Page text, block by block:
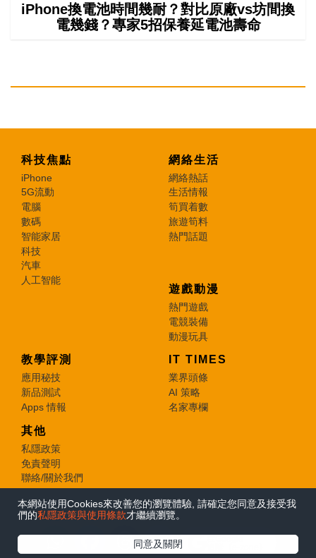
本網站使用Cookies來改善您的瀏覽體驗, 請確定您同意及接受我
們的私隱政策與使用條款才繼續瀏覽。
同意及關閉
iPhone換電池時間幾耐？對比原廠vs坊間換
電幾錢？專家5招保養延電池壽命
科技焦點
iPhone
5G流動
電腦
數碼
智能家居
科技
汽車
人工智能
網絡生活
網絡熱話
生活情報
筍買着數
旅遊筍料
熱門話題
遊戲動漫
熱門遊戲
電競裝備
動漫玩具
教學評測
應用秘技
新品測試
Apps 情報
IT TIMES
業界頭條
AI 策略
名家專欄
其他
私隱政策
免責聲明
聯絡/關於我們
© 2026 e-zone. All Rights Reserved.